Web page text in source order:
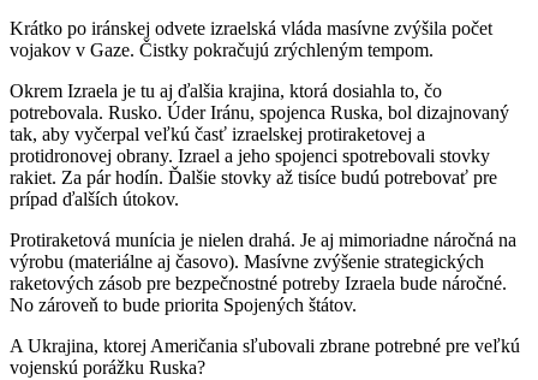
Krátko po iránskej odvete izraelská vláda masívne zvýšila počet
vojakov v Gaze. Čistky pokračujú zrýchleným tempom.
Okrem Izraela je tu aj ďalšia krajina, ktorá dosiahla to, čo
potrebovala. Rusko. Úder Iránu, spojenca Ruska, bol dizajnovaný
tak, aby vyčerpal veľkú časť izraelskej protiraketovej a
protidronovej obrany. Izrael a jeho spojenci spotrebovali stovky
rakiet. Za pár hodín. Ďalšie stovky až tisíce budú potrebovať pre
prípad ďalších útokov.
Protiraketová munícia je nielen drahá. Je aj mimoriadne náročná na
výrobu (materiálne aj časovo). Masívne zvýšenie strategických
raketových zásob pre bezpečnostné potreby Izraela bude náročné.
No zároveň to bude priorita Spojených štátov.
A Ukrajina, ktorej Američania sľubovali zbrane potrebné pre veľkú
vojenskú porážku Ruska?